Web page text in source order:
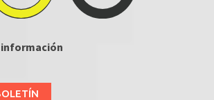
información